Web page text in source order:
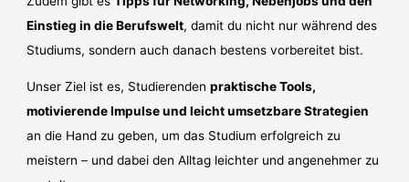
Einstieg in die Berufswelt, damit du nicht nur während des
Studiums, sondern auch danach bestens vorbereitet bist.
Unser Ziel ist es, Studierendenpraktische Tools,
motivierende Impulse und leicht umsetzbare Strategien
an die Hand zu geben, um das Studium erfolgreich zu
meistern – und dabei den Alltag leichter und angenehmer zu